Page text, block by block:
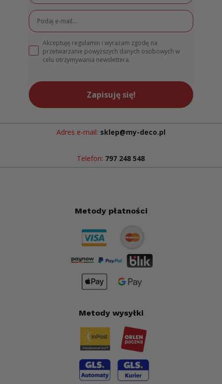
Akceptuję regulamin i wyrażam zgodę na
przetwarzanie powyższych danych osobowych w
celu otrzymywania newslettera.
Zapisuję się!
Adres e-mail: sklep@my-deco.pl
Telefon: 797 248 548
Metody płatności
Metody wysyłki